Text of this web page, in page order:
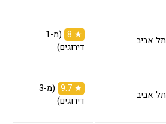
תל אביב ★ 8
(מ-1
דירוגים)
תל אביב
★ 9.7
(מ-3
דירוגים)